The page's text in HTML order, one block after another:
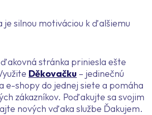
je silnou motiváciou k ďalšiemu
stránka priniesla ešte
Děkovačku – jedinečnú
e-shopy do jednej siete a pomáha
zákazníkov. Poďakujte sa svojim
nových vďaka službe Ďakujem.